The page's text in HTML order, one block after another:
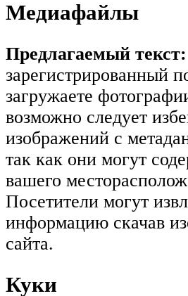
Медиафайлы
Предлагаемый текст:
зарегистрированный
загружаете
возможно следует
изображений с
так как они могут
вашего
Посетители могут
информацию скачав
сайта.
Куки